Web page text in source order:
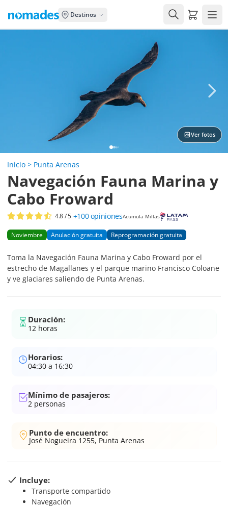
Destinos Carrito
Ver fotos
Inicio > Punta Arenas
Navegación Fauna Marina y
Cabo Froward
4.8/ 5 +100 opinionesAcumula Millas
Noviembre Anulación gratuita Reprogramación gratuita
Toma la Navegación Fauna Marina y Cabo Froward por el
estrecho de Magallanes y el parque marino Francisco Coloane
y ve glaciares saliendo de Punta Arenas.
Duración:
12 horas
Horarios:
04:30 a 16:30
Mínimo de pasajeros:
2 personas
Punto de encuentro:
José Nogueira 1255, Punta Arenas
Incluye:
Transporte compartido
Navegación